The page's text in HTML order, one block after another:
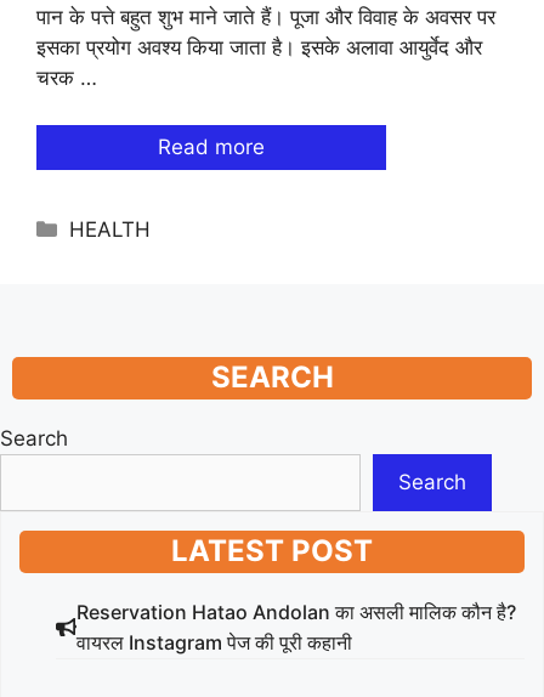
पान के पत्ते बहुत शुभ माने जाते हैं। पूजा और विवाह के अवसर पर
इसका प्रयोग अवश्य किया जाता है। इसके अलावा आयुर्वेद और
चरक …
Read more
Categories
HEALTH
SEARCH
Search
Search
LATEST POST
Reservation Hatao Andolan का असली मालिक कौन है?
वायरल Instagram पेज की पूरी कहानी